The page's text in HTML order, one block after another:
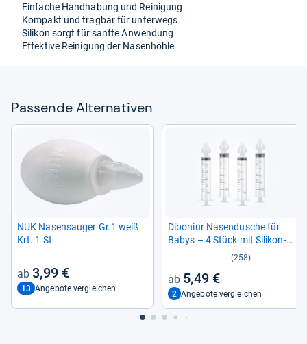
Ein­fa­che Hand­ha­bung und Rei­ni­gung
Kom­pakt und trag­bar für unter­wegs
Sili­kon sorgt für sanfte Anwen­dung
Effek­tive Rei­ni­gung der Nasen­höhle
Pas­sende Alter­na­ti­ven
NUK Nasensau­ger Gr.1 weiß
Krt. 1 St
3,99 €
13 Angebote vergleichen
Dibo­niur Nasen­du­sche für
Babys – 4 Stück mit Sili­kon­
(258)
5,49 €
2 Angebote vergleichen